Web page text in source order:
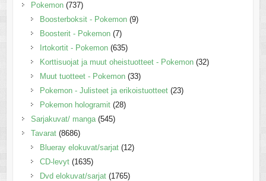
Pokemon (737)
Boosterboksit - Pokemon (9)
Boosterit - Pokemon (7)
Irtokortit - Pokemon (635)
Korttisuojat ja muut oheistuotteet - Pokemon (32)
Muut tuotteet - Pokemon (33)
Pokemon - Julisteet ja erikoistuotteet (23)
Pokemon hologramit (28)
Sarjakuvat/ manga (545)
Tavarat (8686)
Blueray elokuvat/sarjat (12)
CD-levyt (1635)
Dvd elokuvat/sarjat (1765)